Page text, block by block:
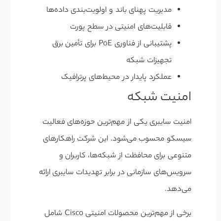
مدیریت پهنای باند و اولویت‌بندی داده‌ها
قابلیت‌های امنیتی در سطح پورت
پشتیبانی از فناوری PoE برای تأمین برق
تجهیزات شبکه
عملکرد پایدار در محیط‌های پرترافیک
امنیت شبکه
امنیت سایبری یکی از مهم‌ترین حوزه‌های فعالیت
سیسکو محسوب می‌شود. این شرکت راهکارهای
متنوعی برای محافظت از شبکه‌ها، کاربران و
سرویس‌های سازمانی در برابر تهدیدات سایبری ارائه
می‌دهد.
برخی از مهم‌ترین محصولات امنیتی Cisco شامل